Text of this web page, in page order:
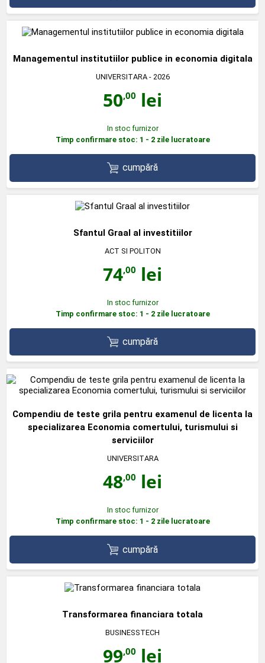
Managementul institutiilor publice in economia digitala
UNIVERSITARA- 2026
50,00 lei
In stoc furnizor
Timp confirmare stoc: 1 - 2 zile lucratoare
cumpără
Sfantul Graal al investitiilor
ACT SI POLITON
74,00 lei
In stoc furnizor
Timp confirmare stoc: 1 - 2 zile lucratoare
cumpără
Compendiu de teste grila pentru examenul de licenta la
specializarea Economia comertului, turismului si
serviciilor
UNIVERSITARA
48,00 lei
In stoc furnizor
Timp confirmare stoc: 1 - 2 zile lucratoare
cumpără
Transformarea financiara totala
BUSINESSTECH
99,00 lei